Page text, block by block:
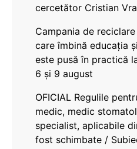
cercetător Cristian
Campania de
care îmbină educația
este pusă în practică
6 și 9 august
OFICIAL Regulile
medic, medic
specialist, aplicabile
fost schimbate /